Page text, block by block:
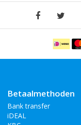
Betaalmethoden
Bank transfer
iDEAL